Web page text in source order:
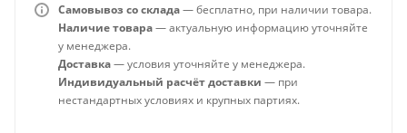
Самовывоз со склада— бесплатно, при наличии товара.
Наличие товара— актуальную информацию уточняйте
у менеджера.
Доставка— условия уточняйте у менеджера.
Индивидуальный расчёт доставки — при
нестандартных условиях и крупных партиях.